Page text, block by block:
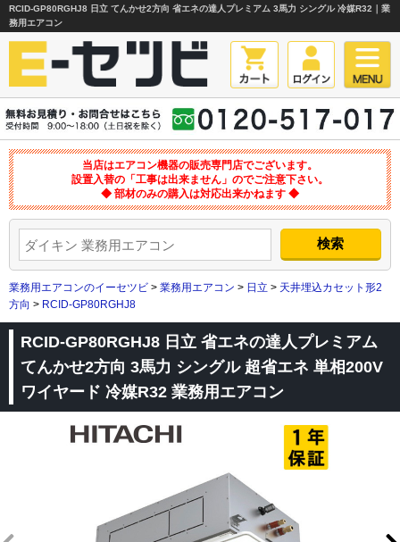
RCID-GP80RGHJ8 日立 てんかせ2方向 省エネの達人プレミアム 3馬力 シングル 冷媒R32｜業
務用エアコン
当店はエアコン機器の販売専門店でございます。
設置入替の「工事は出来ません」のでご注意下さい。
◆ 部材のみの購入は対応出来かねます ◆
業務用エアコンのイーセツビ > 業務用エアコン > 日立 > 天井埋込カセット形2
方向 > RCID-GP80RGHJ8
RCID-GP80RGHJ8 日立 省エネの達人プレミアム
てんかせ2方向 3馬力 シングル 超省エネ 単相200V
ワイヤード 冷媒R32 業務用エアコン